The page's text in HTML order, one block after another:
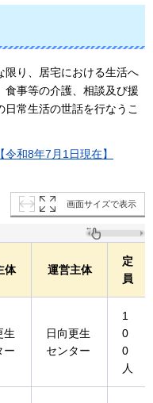
限り、居宅における生活へ
食事等の介護、相談及び援
常生活の世話を行なうこ
和8年7月1日現在】
画面サイズで表示
体 運営主体
定
員
生
ー
日向更生
センター
1
0
0
人